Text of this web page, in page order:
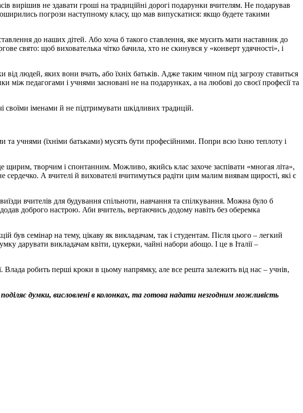
вирішив не здавати гроші на традиційні дорогі подарунки вчителям. Не подарував
погрози наступному класу, що мав випускатися: якщо будете такими
до наших дітей. Або хоча б такого ставлення, яке мусить мати наставник до
свято: щоб вихователька чітко бачила, хто не скинувся у «конверт удячності», і
від людей, яких вони вчать, або їхніх батьків. Адже таким чином під загрозу ставиться
між педагогами і учнями засновані не на подарунках, а на любові до своєї професії та
своїми іменами й не підтримувати шкідливих традицій.
та учнями (їхніми батьками) мусять бути професійними. Попри всю їхню теплоту і
щирим, творчим і спонтанним. Можливо, якийсь клас захоче заспівати «многая літа»,
сердечко. А вчителі й вихователі вчитимуться радіти цим малим виявам щирості, які є
вчителів для будування спільноти, навчання та спілкування. Можна було б
доброго настрою. Аби вчитель, вертаючись додому навіть без оберемка
був семінар на тему, цікаву як викладачам, так і студентам. Після цього – легкий
дарувати викладачам квіти, цукерки, чайні набори абощо. І це в Італії –
робить перші кроки в цьому напрямку, але все решта залежить від нас – учнів,
думки, висловлені в колонках, та готова надати незгодним можливість